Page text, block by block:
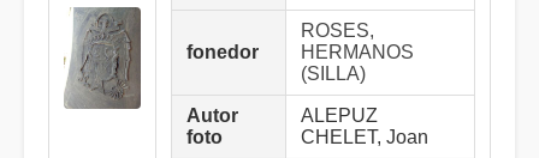
fonedor
ROSES,
HERMANOS
(SILLA)
Autor
foto
ALEPUZ
CHELET, Joan